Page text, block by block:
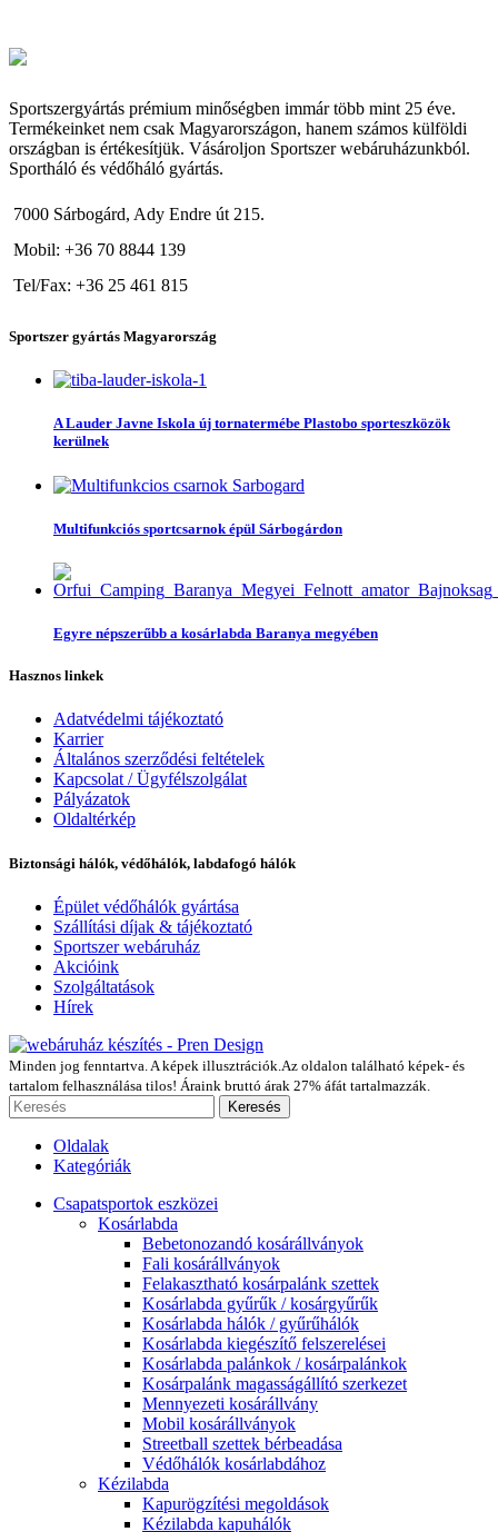
Sportszergyártás prémium minőségben immár több mint 25 éve.
Termékeinket nem csak Magyarországon, hanem számos külföldi
országban is értékesítjük. Vásároljon Sportszer webáruházunkból.
Sportháló és védőháló gyártás.
7000 Sárbogárd, Ady Endre út 215.
Mobil: +36 70 8844 139
Tel/Fax: +36 25 461 815
Sportszer gyártás Magyarország
A Lauder Javne Iskola új tornatermébe Plastobo sporteszközök
kerülnek
Multifunkciós sportcsarnok épül Sárbogárdon
Egyre népszerűbb a kosárlabda Baranya megyében
Hasznos linkek
Adatvédelmi tájékoztató
Karrier
Általános szerződési feltételek
Kapcsolat / Ügyfélszolgálat
Pályázatok
Oldaltérkép
Biztonsági hálók, védőhálók, labdafogó hálók
Épület védőhálók gyártása
Szállítási díjak & tájékoztató
Sportszer webáruház
Akcióink
Szolgáltatások
Hírek
Minden jog fenntartva. A képek illusztrációk.Az oldalon található képek- és
tartalom felhasználása tilos! Áraink bruttó árak 27% áfát tartalmazzák.
Keresés
Oldalak
Kategóriák
Csapatsportok eszközei
Kosárlabda
Bebetonozandó kosárállványok
Fali kosárállványok
Felakasztható kosárpalánk szettek
Kosárlabda gyűrűk / kosárgyűrűk
Kosárlabda hálók / gyűrűhálók
Kosárlabda kiegészítő felszerelései
Kosárlabda palánkok / kosárpalánkok
Kosárpalánk magasságállító szerkezet
Mennyezeti kosárállvány
Mobil kosárállványok
Streetball szettek bérbeadása
Védőhálók kosárlabdához
Kézilabda
Kapurögzítési megoldások
Kézilabda kapuhálók